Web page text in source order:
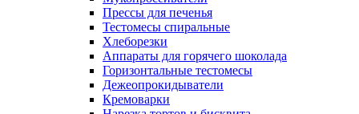
Прессы для печенья
Тестомесы спиральные
Хлеборезки
Аппараты для горячего шоколада
Горизонтальные тестомесы
Дежеопрокидыватели
Кремоварки